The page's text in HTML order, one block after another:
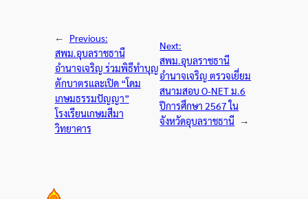
←
Previous:
สพม.อุบลราชธานี
อำนาจเจริญ ร่วมพิธีทำบุญ
ตักบาตรและเปิด “โดม
เกษมธรรมปัญญา”
โรงเรียนเกษมสีมา
วิทยาคาร
Next:
สพม.อุบลราชธานี
อำนาจเจริญ ตรวจเยี่ยม
สนามสอบ O-NET ม.6
ปีการศึกษา 2567 ใน
จังหวัดอุบลราชธานี →